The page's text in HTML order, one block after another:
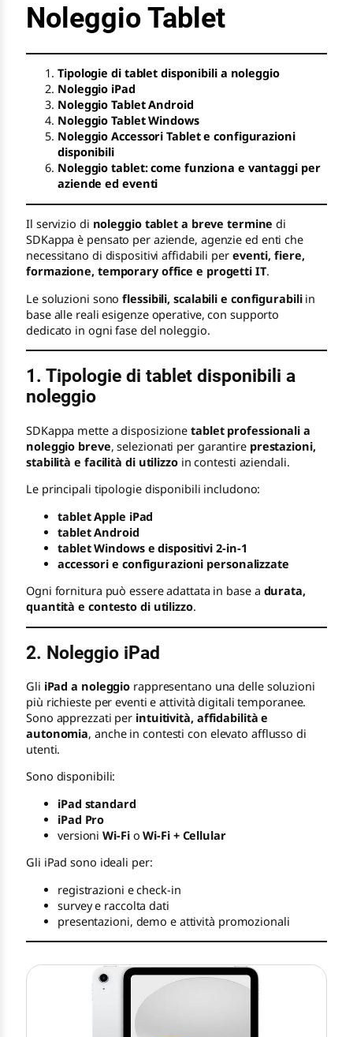
Noleggio Tablet
Tipologie di tablet disponibili a noleggio
Noleggio iPad
Noleggio Tablet Android
Noleggio Tablet Windows
Noleggio Accessori Tablet e configurazioni
disponibili
Noleggio tablet: come funziona e vantaggi per
aziende ed eventi
Il servizio di noleggio tablet a breve termine di
SDKappa è pensato per aziende, agenzie ed enti che
necessitano di dispositivi affidabili per eventi, fiere,
formazione, temporary office e progetti IT.
Le soluzioni sonoflessibili, scalabili e configurabiliin
base alle reali esigenze operative, con supporto
dedicato in ogni fase del noleggio.
1. Tipologie di tablet disponibili a
noleggio
SDKappa mette a disposizionetablet professionali a
noleggio breve, selezionati per garantire prestazioni,
stabilità e facilità di utilizzoin contesti aziendali.
Le principali tipologie disponibili includono:
tablet Apple iPad
tablet Android
tablet Windows e dispositivi 2-in-1
accessori e configurazioni personalizzate
Ogni fornitura può essere adattata in base a durata,
quantità e contesto di utilizzo.
2. Noleggio iPad
Gli iPad a noleggio rappresentano una delle soluzioni
più richieste per eventi e attività digitali temporanee.
Sono apprezzati per intuitività, affidabilità e
autonomia, anche in contesti con elevato afflusso di
utenti.
Sono disponibili:
iPad standard
iPad Pro
versioniWi-FioWi-Fi + Cellular
Gli iPad sono ideali per:
registrazioni e check-in
survey e raccolta dati
presentazioni, demo e attività promozionali